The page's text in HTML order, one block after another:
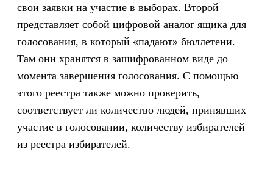
свои заявки на участие в выборах. Второй
представляет собой цифровой аналог ящика для
голосования, в который «падают» бюллетени.
Там они хранятся в зашифрованном виде до
момента завершения голосования. С помощью
этого реестра также можно проверить,
соответствует ли количество людей, принявших
участие в голосовании, количеству избирателей
из реестра избирателей.